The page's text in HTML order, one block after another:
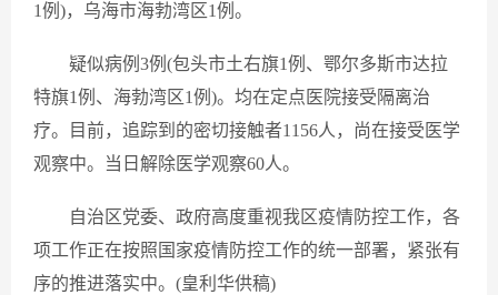
1例)，乌海市海勃湾区1例。
疑似病例3例(包头市土右旗1例、鄂尔多斯市达拉
特旗1例、海勃湾区1例)。均在定点医院接受隔离治
疗。目前，追踪到的密切接触者1156人，尚在接受医学
观察中。当日解除医学观察60人。
自治区党委、政府高度重视我区疫情防控工作，各
项工作正在按照国家疫情防控工作的统一部署，紧张有
序的推进落实中。(皇利华供稿)